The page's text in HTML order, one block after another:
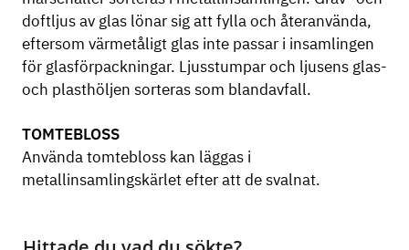
doftljus av glas lönar sig att fylla och återanvända,
eftersom värmetåligt glas inte passar i insamlingen
för glasförpackningar. Ljusstumpar och ljusens glas-
och plasthöljen sorteras som blandavfall.
TOMTEBLOSS
Använda tomtebloss kan läggas i
metallinsamlingskärlet efter att de svalnat.